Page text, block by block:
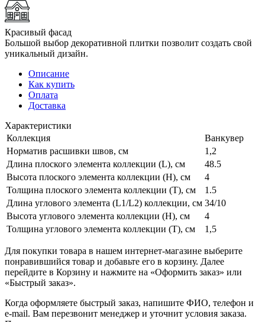
Красивый фасад
Большой выбор декоративной плитки позволит создать свой
уникальный дизайн.
Описание
Как купить
Оплата
Доставка
Характеристики
Коллекция
Ванкувер
Норматив расшивки швов, см
1,2
Длина плоского элемента коллекции (L), см
48.5
Высота плоского элемента коллекции (H), см
4
Толщина плоского элемента коллекции (T), см
1.5
Длина углового элемента (L1/L2) коллекции, см 34/10
Высота углового элемента коллекции (H), см
4
Толщина углового элемента коллекции (T), см
1,5
Для покупки товара в нашем интернет-магазине выберите
понравившийся товар и добавьте его в корзину. Далее
перейдите в Корзину и нажмите на «Оформить заказ» или
«Быстрый заказ».
Когда оформляете быстрый заказ, напишите ФИО, телефон и
e-mail. Вам перезвонит менеджер и уточнит условия заказа.